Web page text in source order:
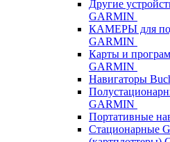
Другие
GARMIN
КАМЕРЫ для
GARMIN
Карты и
GARMIN
Навигаторы
GARMIN
Портативные
Стационарные